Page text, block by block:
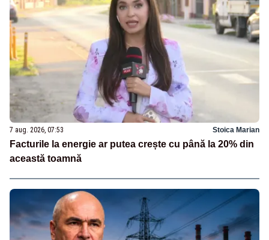
7 aug. 2026, 07:53 Stoica Marian
Facturile la energie ar putea crește cu până la 20% din
această toamnă